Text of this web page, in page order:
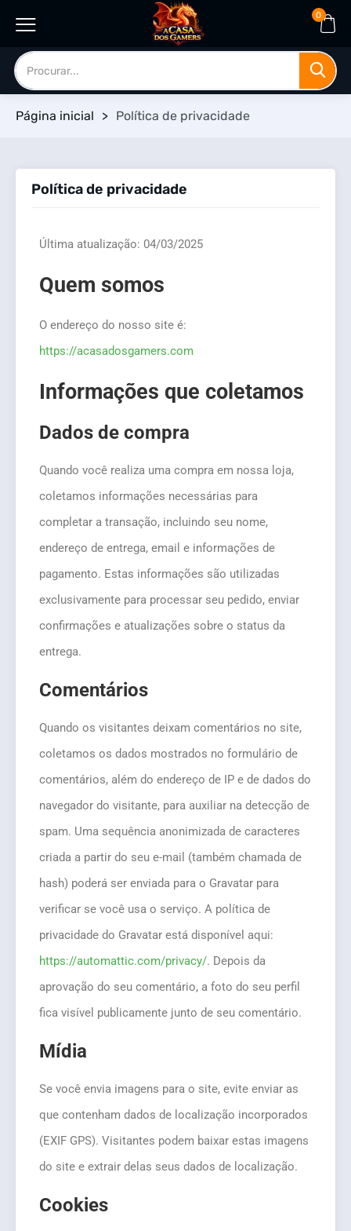
0
Página inicial > Política de privacidade
Política de privacidade
Última atualização: 04/03/2025
Quem somos
O endereço do nosso site é:
https://acasadosgamers.com
Informações que coletamos
Dados de compra
Quando você realiza uma compra em nossa loja,
coletamos informações necessárias para
completar a transação, incluindo seu nome,
endereço de entrega, email e informações de
pagamento. Estas informações são utilizadas
exclusivamente para processar seu pedido, enviar
confirmações e atualizações sobre o status da
entrega.
Comentários
Quando os visitantes deixam comentários no site,
coletamos os dados mostrados no formulário de
comentários, além do endereço de IP e de dados do
navegador do visitante, para auxiliar na detecção de
spam. Uma sequência anonimizada de caracteres
criada a partir do seu e-mail (também chamada de
hash) poderá ser enviada para o Gravatar para
verificar se você usa o serviço. A política de
privacidade do Gravatar está disponível aqui:
https://automattic.com/privacy/. Depois da
aprovação do seu comentário, a foto do seu perfil
fica visível publicamente junto de seu comentário.
Mídia
Se você envia imagens para o site, evite enviar as
que contenham dados de localização incorporados
(EXIF GPS). Visitantes podem baixar estas imagens
do site e extrair delas seus dados de localização.
Cookies